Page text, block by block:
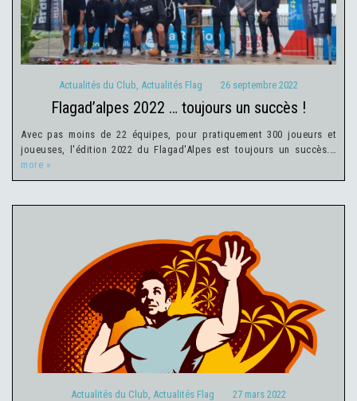
Actualités du Club Actualités Flag 26 septembre 2022
Actualités du Club, Actualités Flag 26 septembre 2022
flagad’alpes 2022 … toujours un succès !
Avec pas moins de 22 équipes, pour pratiquement 300 joueurs et
joueuses, l'édition 2022 du Flagad'Alpes est toujours un succès.…
more »
Actualités du Club Actualités Flag 27 mars 2022
Actualités du Club Actualités Flag 27 mars 2022